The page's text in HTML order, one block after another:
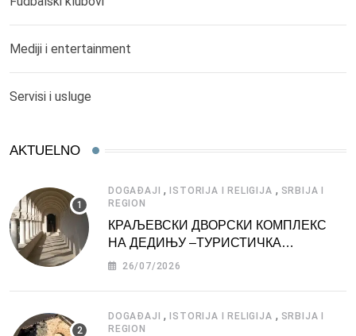
Mediji i entertainment
Servisi i usluge
AKTUELNO
DOGAĐAJI , ISTORIJA I RELIGIJA , SRBIJA I
REGION
КРАЉЕВСКИ ДВОРСКИ КОМПЛЕКС
НА ДЕДИЊУ –ТУРИСТИЧКА
АТРАКЦИЈА
26/07/2026
DOGAĐAJI , ISTORIJA I RELIGIJA , SRBIJA I
REGION